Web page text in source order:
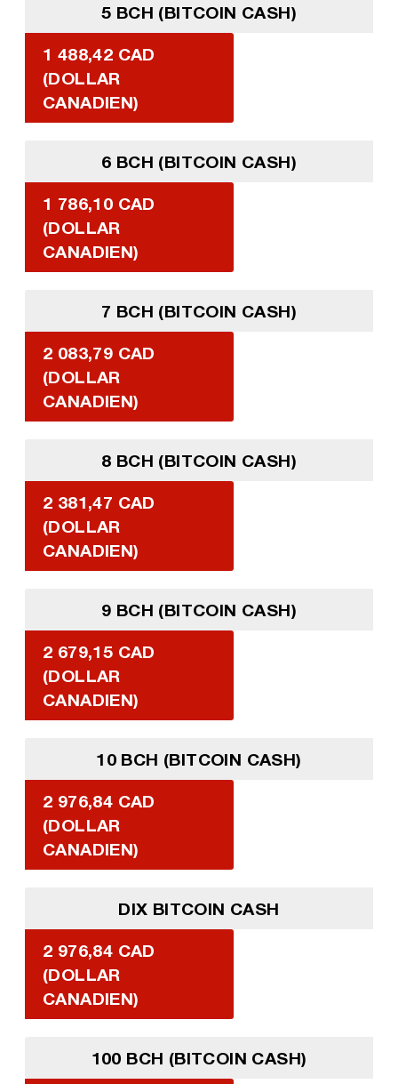
5 BCH (BITCOIN CASH)
1 488,42 CAD
(DOLLAR
CANADIEN)
6 BCH (BITCOIN CASH)
1 786,10 CAD
(DOLLAR
CANADIEN)
7 BCH (BITCOIN CASH)
2 083,79 CAD
(DOLLAR
CANADIEN)
8 BCH (BITCOIN CASH)
2 381,47 CAD
(DOLLAR
CANADIEN)
9 BCH (BITCOIN CASH)
2 679,15 CAD
(DOLLAR
CANADIEN)
10 BCH (BITCOIN CASH)
2 976,84 CAD
(DOLLAR
CANADIEN)
DIX BITCOIN CASH
2 976,84 CAD
(DOLLAR
CANADIEN)
100 BCH (BITCOIN CASH)